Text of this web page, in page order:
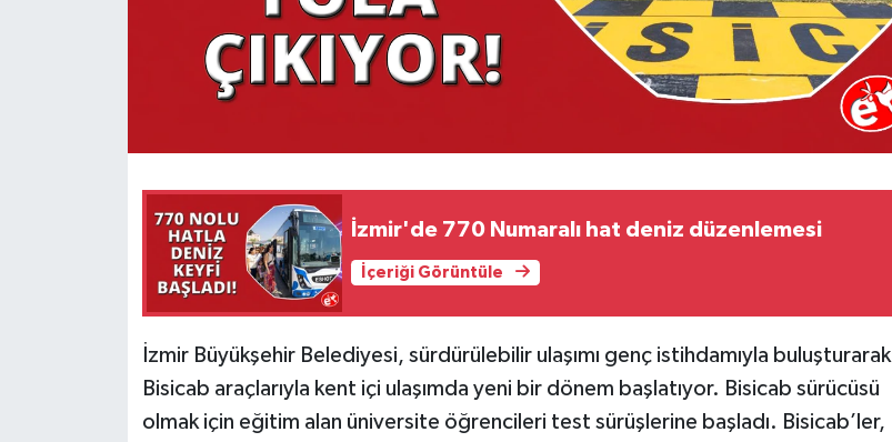
İzmir'de 770 Numaralı hat deniz düzenlemesi
İçeriği Görüntüle
İzmir Büyükşehir Belediyesi, sürdürülebilir ulaşımı genç istihdamıyla buluşturarak
Bisicab araçlarıyla kent içi ulaşımda yeni bir dönem başlatıyor. Bisicab sürücüsü
olmak için eğitim alan üniversite öğrencileri test sürüşlerine başladı. Bisicab’ler,